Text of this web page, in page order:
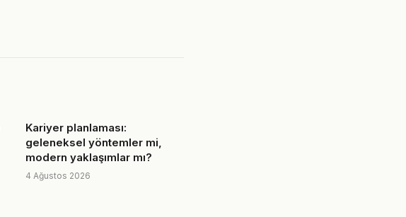
Kariyer planlaması:
geleneksel yöntemler mi,
modern yaklaşımlar mı?
4 Ağustos 2026